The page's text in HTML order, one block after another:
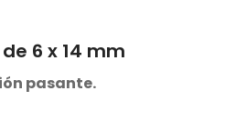
6 x 14 mm
pasante.